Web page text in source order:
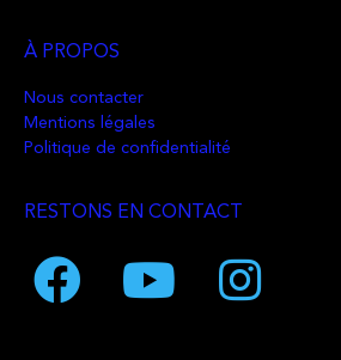
À PROPOS
Nous contacter
Mentions légales
Politique de confidentialité
RESTONS EN CONTACT